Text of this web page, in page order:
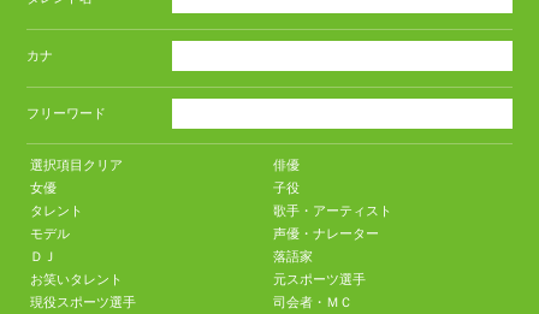
カナ
フリーワード
選択項目クリア
俳優
女優
子役
タレント
歌手・アーティスト
モデル
声優・ナレーター
ＤＪ
落語家
お笑いタレント
元スポーツ選手
現役スポーツ選手
司会者・ＭＣ